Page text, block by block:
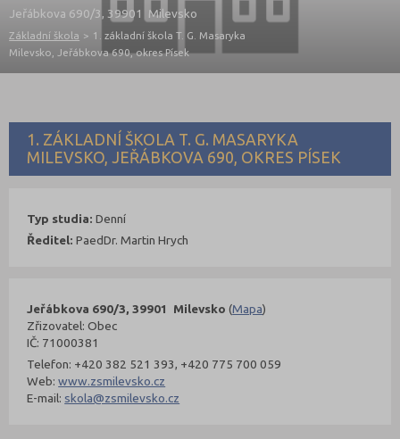
Jeřábkova 690/3, 39901 Milevsko
Základní škola > 1. základní škola T. G. Masaryka
Milevsko, Jeřábkova 690, okres Písek
1. ZÁKLADNÍ ŠKOLA T. G. MASARYKA
MILEVSKO, JEŘÁBKOVA 690, OKRES PÍSEK
Jeřábkova 690/3, 39901 Milevsko (Mapa)
Zřizovatel: Obec
IČ: 71000381
Telefon: +420 382 521 393, +420 775 700 059
Web:www.zsmilevsko.cz
E-mail: skola@zsmilevsko.cz
Typ studia: Denní
Ředitel: PaedDr. Martin Hrych